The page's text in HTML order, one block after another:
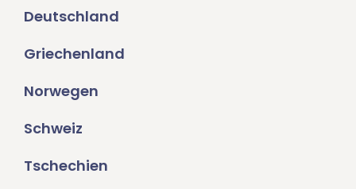
Deutschland
Griechenland
Norwegen
Schweiz
Tschechien